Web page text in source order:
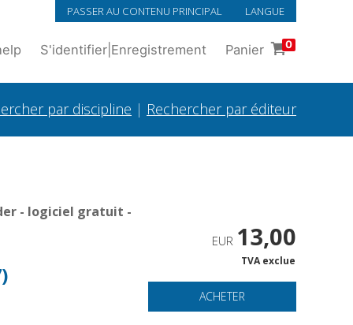
PASSER AU CONTENU PRINCIPAL LANGUE
S'identifier Enregistrement Panier 0
par discipline | Rechercher par éditeur
- logiciel gratuit -
EUR 13,00
TVA exclue
ACHETER